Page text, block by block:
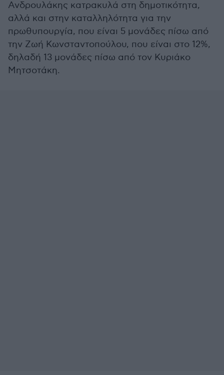
Ανδρουλάκης κατρακυλά στη δημοτικότητα,
αλλά και στην καταλληλότητα για την
πρωθυπουργία, που είναι 5 μονάδες πίσω από
την Ζωή Κωνσταντοπούλου, που είναι στο 12%,
δηλαδή 13 μονάδες πίσω από τον Κυριάκο
Μητσοτάκη.